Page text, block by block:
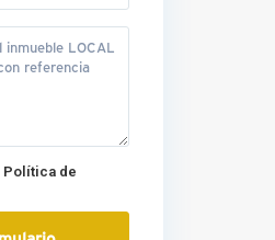
Política de